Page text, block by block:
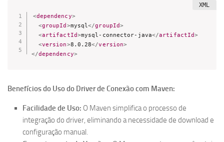
<dependency>
<groupId >mysql</groupId>
<artifactId>mysql-connector-java</artifactId>
<version>8.0.28</version>
</dependency>
Benefícios do Uso do Driver de Conexão com Maven:
Facilidade de Uso: O Maven simplifica o processo de
integração do driver, eliminando a necessidade de download e
configuração manual.